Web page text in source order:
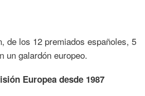
de los 12 premiados españoles, 5
un galardón europeo.
Europea desde 1987